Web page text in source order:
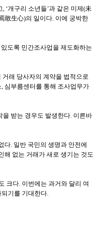
‘개구리 소년들’과 같은 미제(未
敢生心)의 일이다. 이에 궁박한
도록 민간조사업을 제도화하는
래 당사자의 계약을 법적으로
, 심부름센터를 통해 조사업무가
받는 경우도 발생한다. 이른바
다. 일반 국민의 생명과 안전에
해 없는 거래가 새로 생기는 것도
크다. 이번에는 과거와 달리 여
기를 기대한다.